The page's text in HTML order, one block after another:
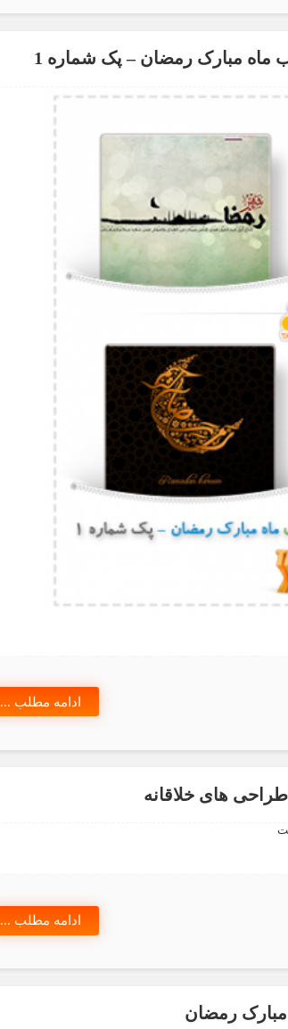
ماه مبارک رمضان – پک شماره 1
ادامه مطلب ...
ادامه مطلب ...
مبارک رمضان